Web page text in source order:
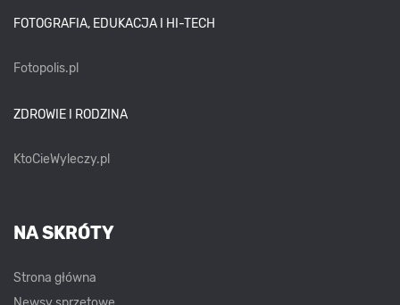
FOTOGRAFIA, EDUKACJA I HI-TECH
Fotopolis.pl
ZDROWIE I RODZINA
KtoCieWyleczy.pl
NA SKRÓTY
Strona główna